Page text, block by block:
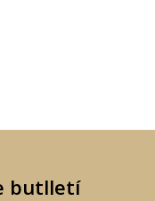
butlletí